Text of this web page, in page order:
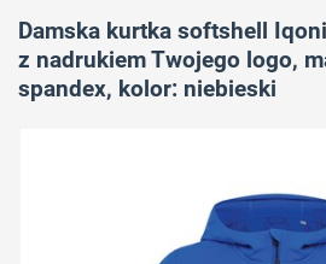
Damska kurtka softshell
z nadrukiem Twojego logo,
spandex, kolor: niebieski